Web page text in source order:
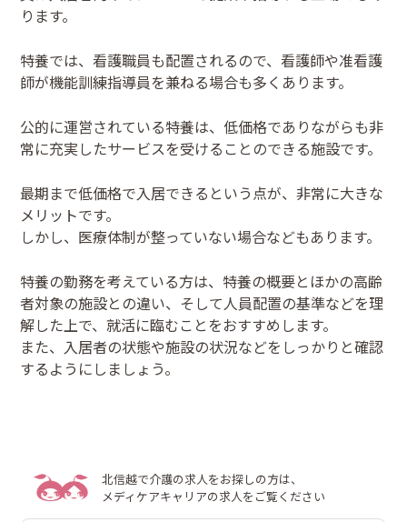
ります。
特養では、看護職員も配置されるので、看護師や准看護
師が機能訓練指導員を兼ねる場合も多くあります。
公的に運営されている特養は、低価格でありながらも非
常に充実したサービスを受けることのできる施設です。
最期まで低価格で入居できるという点が、非常に大きな
メリットです。
しかし、医療体制が整っていない場合などもあります。
特養の勤務を考えている方は、特養の概要とほかの高齢
者対象の施設との違い、そして人員配置の基準などを理
解した上で、就活に臨むことをおすすめします。
また、入居者の状態や施設の状況などをしっかりと確認
するようにしましょう。
北信越で介護の求人をお探しの方は、
メディケアキャリアの求人をご覧ください